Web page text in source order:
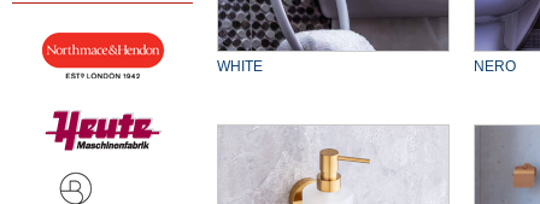
WHITE NERO